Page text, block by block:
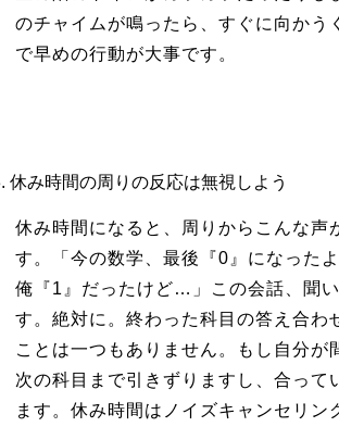
のチャイムが鳴ったら、すぐに向かう
で早めの行動が大事です。
休み時間の周りの反応は無視しよう
休み時間になると、周りからこんな声
す。「今の数学、最後『0』になったよ
俺『1』だったけど…」この会話、聞
す。絶対に。終わった科目の答え合わ
ことは一つもありません。もし自分が
次の科目まで引きずりますし、合って
ます。休み時間はノイズキャンセリン